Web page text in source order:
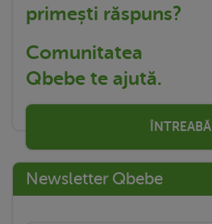
primești răspuns?
Comunitatea
Qbebe te ajută.
ÎNTREABĂ
Newsletter Qbebe